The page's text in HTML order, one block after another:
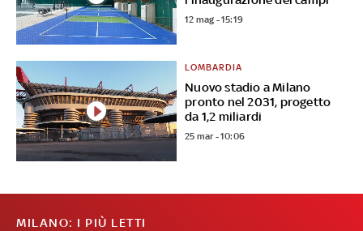
12 mag - 15:19
Nuovo stadio a Milano
pronto nel 2031, progetto
da 1,2 miliardi
LOMBARDIA
25 mar - 10:06
MILANO: I PIÙ LETTI